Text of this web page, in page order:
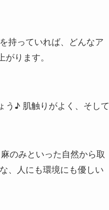
持っていれば、どんなア
ります。
う♪ 肌触りがよく、そして
のみといった自然から取
、人にも環境にも優しい